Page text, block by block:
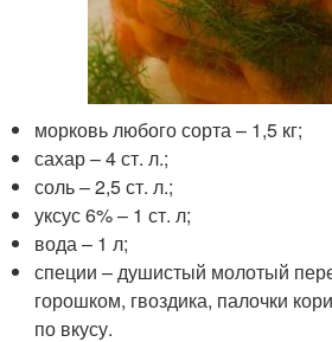
морковь любого сорта – 1,5 кг;
сахар – 4 ст. л.;
соль – 2,5 ст. л.;
уксус 6% – 1 ст. л;
вода – 1 л;
специи – душистый молотый
горошком, гвоздика, палочки
по вкусу.